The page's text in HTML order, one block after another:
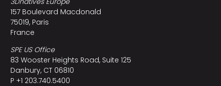
157 Boulevard Macdonald
75019, Paris
France
SPE US Office
83 Wooster Heights Road, Suite 125
Danbury, CT 06810
P +1 203.740.5400